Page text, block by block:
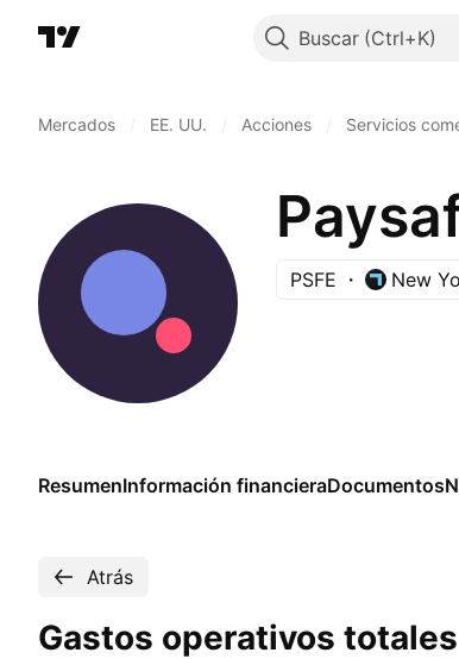
Buscar
Mercados EE. UU. Acciones Servicios
PSFE New
ResumenInformación financieraDocumentos
Atrás
Gastos operativos